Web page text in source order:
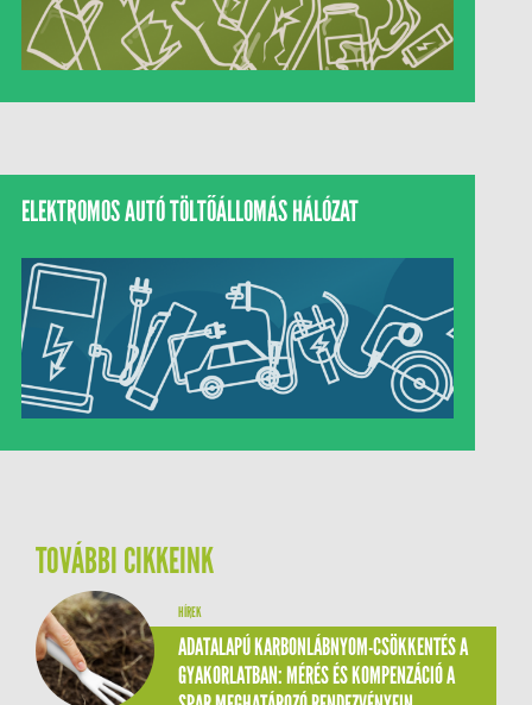
ELEKTROMOS AUTÓ TÖLTŐÁLLOMÁS HÁLÓZAT
TOVÁBBI CIKKEINK
HÍREK
ADATALAPÚ KARBONLÁBNYOM-CSÖKKENTÉS A
GYAKORLATBAN: MÉRÉS ÉS KOMPENZÁCIÓ A